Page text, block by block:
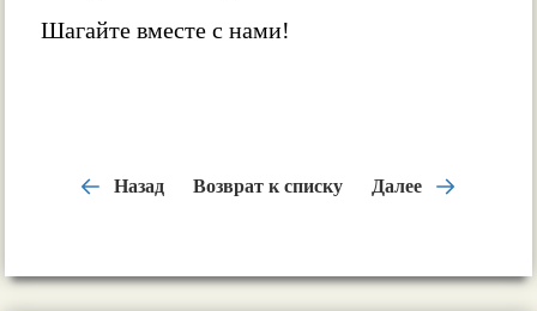
Шагайте вместе с нами!
Назад Возврат к списку Далее